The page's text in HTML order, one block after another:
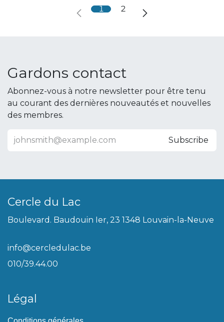
1 2
Gardons contact
Abonnez-vous à notre newsletter pour être tenu
au courant des dernières nouveautés et nouvelles
des membres.
Subscribe
Cercle du Lac
Boulevard. Baudouin Ier, 23 1348 Louvain-la-Neuve
info@cercledulac.be
010/39.44.00
Légal